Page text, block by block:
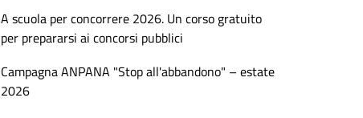
A scuola per concorrere 2026. Un corso gratuito
per prepararsi ai concorsi pubblici
Campagna ANPANA "Stop all'abbandono" – estate
2026